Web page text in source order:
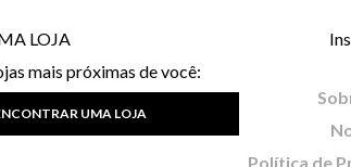
LOJA
mais próximas de você:
UMA LOJA